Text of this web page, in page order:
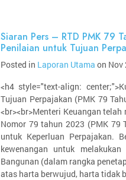
Siaran Pers – RTD PMK 79
Penilaian untuk Tujuan
Posted in Laporan Utama on Nov
<h4 style="text-align:
Tujuan Perpajakan (PMK 79
<br><br>Menteri Keuangan
Nomor 79 tahun 2023 (PMK 79
untuk Keperluan Perpajakan.
kewenangan untuk
Bangunan (dalam rangka
atas harta berwujud, harta tidak